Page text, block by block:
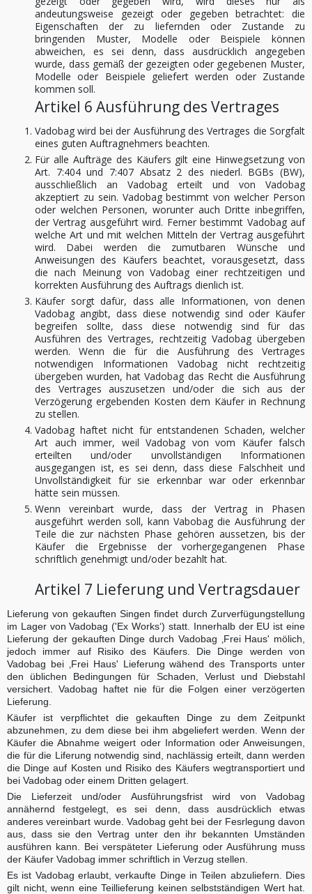
andeutungsweise gezeigt oder gegeben betrachtet: die
Eigenschaften der zu liefernden oder Zustande zu
bringenden Muster, Modelle oder Beispiele können
abweichen, es sei denn, dass ausdrücklich angegeben
wurde, dass gemäß der gezeigten oder gegebenen Muster,
Modelle oder Beispiele geliefert werden oder Zustande
kommen soll.
Artikel 6 Ausführung des Vertrages
Vadobag wird bei der Ausführung des Vertrages die Sorgfalt
eines guten Auftragnehmers beachten.
Für alle Aufträge des Käufers gilt eine Hinwegsetzung von
Art. 7:404 und 7:407 Absatz 2 des niederl. BGBs (BW),
ausschließlich an Vadobag erteilt und von Vadobag
akzeptiert zu sein. Vadobag bestimmt von welcher Person
oder welchen Personen, worunter auch Dritte inbegriffen,
der Vertrag ausgeführt wird. Ferner bestimmt Vadobag auf
welche Art und mit welchen Mitteln der Vertrag ausgeführt
wird. Dabei werden die zumutbaren Wünsche und
Anweisungen des Käufers beachtet, vorausgesetzt, dass
die nach Meinung von Vadobag einer rechtzeitigen und
korrekten Ausführung des Auftrags dienlich ist.
Käufer sorgt dafür, dass alle Informationen, von denen
Vadobag angibt, dass diese notwendig sind oder Käufer
begreifen sollte, dass diese notwendig sind für das
Ausführen des Vertrages, rechtzeitig Vadobag übergeben
werden. Wenn die für die Ausführung des Vertrages
notwendigen Informationen Vadobag nicht rechtzeitig
übergeben wurden, hat Vadobag das Recht die Ausführung
des Vertrages auszusetzen und/oder die sich aus der
Verzögerung ergebenden Kosten dem Käufer in Rechnung
zu stellen.
Vadobag haftet nicht für entstandenen Schaden, welcher
Art auch immer, weil Vadobag von vom Käufer falsch
erteilten und/oder unvollständigen Informationen
ausgegangen ist, es sei denn, dass diese Falschheit und
Unvollständigkeit für sie erkennbar war oder erkennbar
hätte sein müssen.
Wenn vereinbart wurde, dass der Vertrag in Phasen
ausgeführt werden soll, kann Vabobag die Ausführung der
Teile die zur nächsten Phase gehören aussetzen, bis der
Käufer die Ergebnisse der vorhergegangenen Phase
schriftlich genehmigt und/oder bezahlt hat.
Artikel 7 Lieferung und Vertragsdauer
Lieferung von gekauften Singen findet durch Zurverfügungstellung
im Lager von Vadobag ('Ex Works‘) statt. Innerhalb der EU ist eine
Lieferung der gekauften Dinge durch Vadobag ‚Frei Haus' mölich,
jedoch immer auf Risiko des Käufers. Die Dinge werden von
Vadobag bei ‚Frei Haus' Lieferung wähend des Transports unter
den üblichen Bedingungen für Schaden, Verlust und Diebstahl
versichert. Vadobag haftet nie für die Folgen einer verzögerten
Lieferung.
Käufer ist verpflichtet die gekauften Dinge zu dem Zeitpunkt
abzunehmen, zu dem diese bei ihm abgeliefert werden. Wenn der
Käufer die Abnahme weigert oder Information oder Anweisungen,
die für die Liferung notwendig sind, nachlässig erteilt, dann werden
die Dinge auf Kosten und Risiko des Käufers wegtransportiert und
bei Vadobag oder einem Dritten gelagert.
Die Lieferzeit und/oder Ausführungsfrist wird von Vadobag
annähernd festgelegt, es sei denn, dass ausdrücklich etwas
anderes vereinbart wurde. Vadobag geht bei der Fesrlegung davon
aus, dass sie den Vertrag unter den ihr bekannten Umständen
ausführen kann. Bei verspäteter Lieferung oder Ausführung muss
der Käufer Vadobag immer schriftlich in Verzug stellen.
Es ist Vadobag erlaubt, verkaufte Dinge in Teilen abzuliefern. Dies
gilt nicht, wenn eine Teillieferung keinen selbstständigen Wert hat.